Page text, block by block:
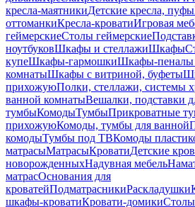
кресла-маятникиДетские кресла, пуфы
оттоманкиКресла-кроватиИгровая
геймерскиеСтолы геймерские
ноутбуковШкафы и стеллажиШкафы
купеШкафы-гармошкиШкафы-пеналы
комнатыШкафы с витриной, буфеты
прихожуюПолки, стеллажи, системы
ванной комнатыВешалки, подставки
тумбыКомодыТумбыПрикроватные
прихожуюКомоды, тумбы для ванной
комодыТумбы под ТВКомоды
матрасыМатрасыКроватиДетские
новорожденныхНадувная мебель
матрасОснования для
кроватейПодматрасникиРаскладушки
шкафы-кроватиКровати-домикиСтолы